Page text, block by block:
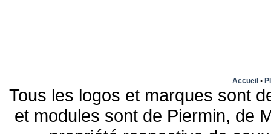
Accueil •
Tous les logos et marques sont
et modules sont de Piermin, de